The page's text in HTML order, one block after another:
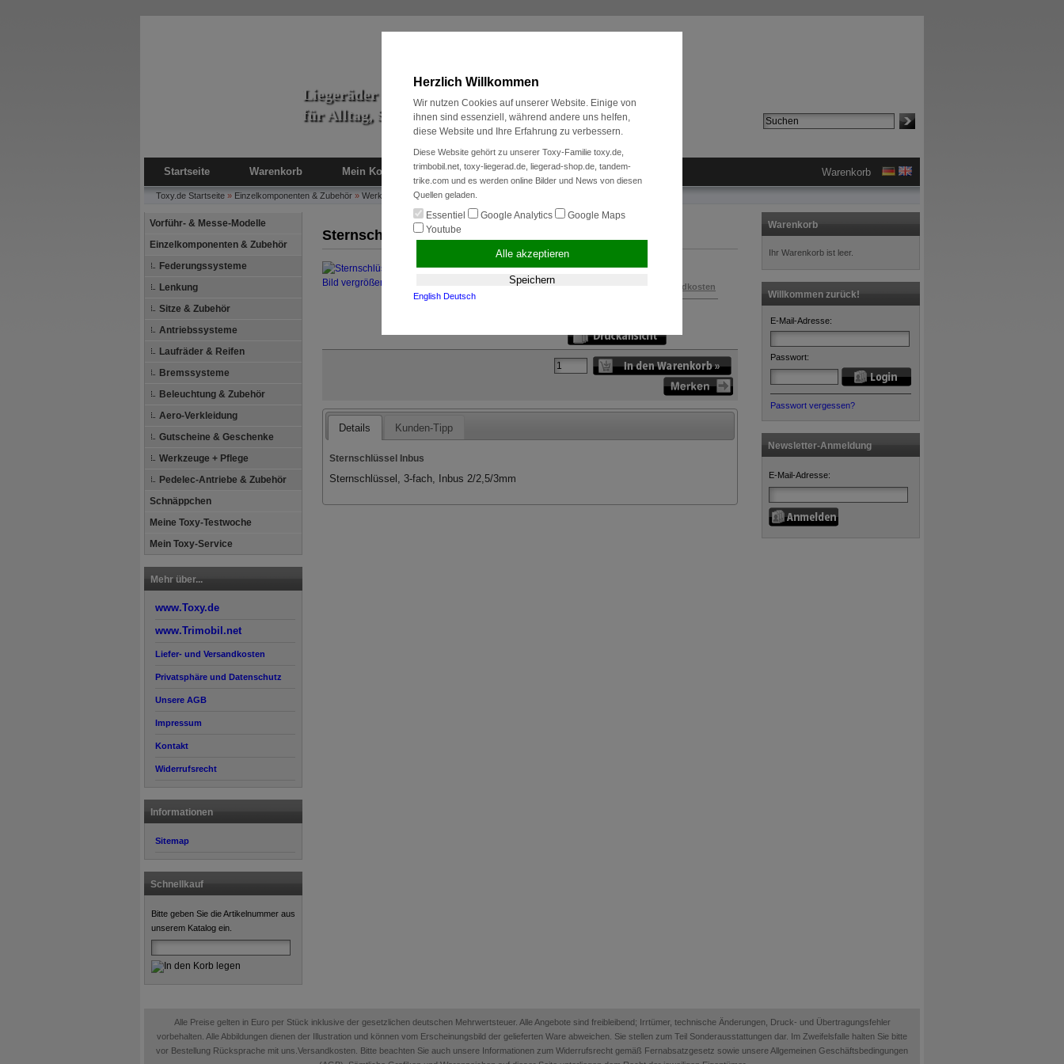
Liegeräder & Zubehör
für Alltag, Sport und Radreise
Startseite Warenkorb Mein Konto Neukunde? Kasse Anmelden Warenkorb
Toxy.de Startseite » Einzelkomponenten & Zubehör » Werkzeuge + Pflege»Sternschlüssel Inbus
Vorführ- & Messe-Modelle
Einzelkomponenten & Zubehör
Federungssysteme
Lenkung
Sitze & Zubehör
Antriebssysteme
Laufräder & Reifen
Bremssysteme
Beleuchtung & Zubehör
Aero-Verkleidung
Gutscheine & Geschenke
Werkzeuge + Pflege
Pedelec-Antriebe & Zubehör
Schnäppchen
Meine Toxy-Testwoche
Mein Toxy-Service
Mehr über...
www.Toxy.de
www.Trimobil.net
Liefer- und Versandkosten
Privatsphäre und Datenschutz
Unsere AGB
Impressum
Kontakt
Widerrufsrecht
Informationen
Sitemap
Schnellkauf
Bitte geben Sie die Artikelnummer aus
unserem Katalog ein.
Sternschlüssel Inbus
Bild vergrößern Versandkosten
Details Kunden-Tipp
Sternschlüssel Inbus
Sternschlüssel, 3-fach, Inbus 2/2,5/3mm
Warenkorb
Ihr Warenkorb ist leer.
Willkommen zurück!
E-Mail-Adresse:
Passwort:
Passwort vergessen?
Newsletter-Anmeldung
E-Mail-Adresse:
Alle Preise gelten in Euro per Stück inklusive der gesetzlichen deutschen Mehrwertsteuer. Alle Angebote sind freibleibend; Irrtümer, technische Änderungen, Druck- und Übertragungsfehler
vorbehalten. Alle Abbildungen dienen der Illustration und können vom Erscheinungsbild der gelieferten Ware abweichen. Sie stellen zum Teil Sonderausstattungen dar. Im Zweifelsfalle halten Sie bitte
vor Bestellung Rücksprache mit uns.Versandkosten. Bitte beachten Sie auch unsere Informationen zum Widerrufsrecht gemäß Fernabsatzgesetz sowie unsere Allgemeinen Geschäftsbedingungen
Herzlich Willkommen
Wir nutzen Cookies auf unserer Website. Einige von
ihnen sind essenziell, während andere uns helfen,
diese Website und Ihre Erfahrung zu verbessern.
Diese Website gehört zu unserer Toxy-Familie toxy.de,
trimbobil.net, toxy-liegerad.de, liegerad-shop.de, tandem-
trike.com und es werden online Bilder und News von diesen
Quellen geladen.
Essentiel Google Analytics
Google Maps
Youtube
Alle akzeptieren
Speichern
English Deutsch